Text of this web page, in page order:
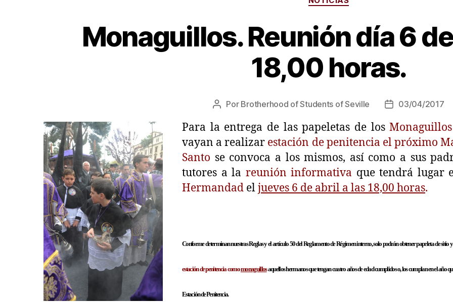
Monaguillos. Reunión día 6
18,00 horas.
Por Brotherhood of Students of Seville 03/04/2017
Para la entrega de las papeletas de losMonaguillos
vayan a realizar estación de penitencia el próximo
Santo se convoca a los mismos, así como a sus
tutores a la reunión informativa que tendrá lugar
Hermandad eljueves 6 de abril a las 18,00 horas.
Conforme determinan nuestras Reglas y el artículo 50 del Reglamento de Régimen interno, solo podrán obtener papeleta de sitio
estación de penitencia comomonaguillosaquellos hermanos que tengan cuatro años de edad cumplidos o, los cumplan en el año
Estación de Penitencia.